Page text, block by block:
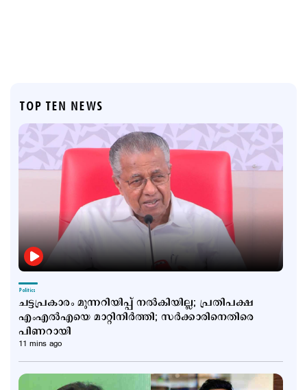
TOP TEN NEWS
Politics
ചട്ടപ്രകാരം മുന്നറിയിപ്പ് നല്‍കിയില്ല; പ്രതിപക്ഷ
എംഎല്‍എയെ മാറ്റിനിര്‍ത്തി; സര്‍ക്കാരിനെതിരെ
പിണറായി
11 mins ago